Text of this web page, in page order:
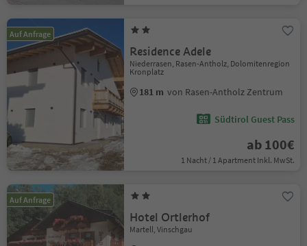
Auf Anfrage
Residence Adele
Niederrasen, Rasen-Antholz, Dolomitenregion
Kronplatz
181 m von Rasen-Antholz Zentrum
Südtirol Guest Pass
ab 100€
1 Nacht / 1 Apartment Inkl. MwSt.
Auf Anfrage
Hotel Ortlerhof
Martell, Vinschgau